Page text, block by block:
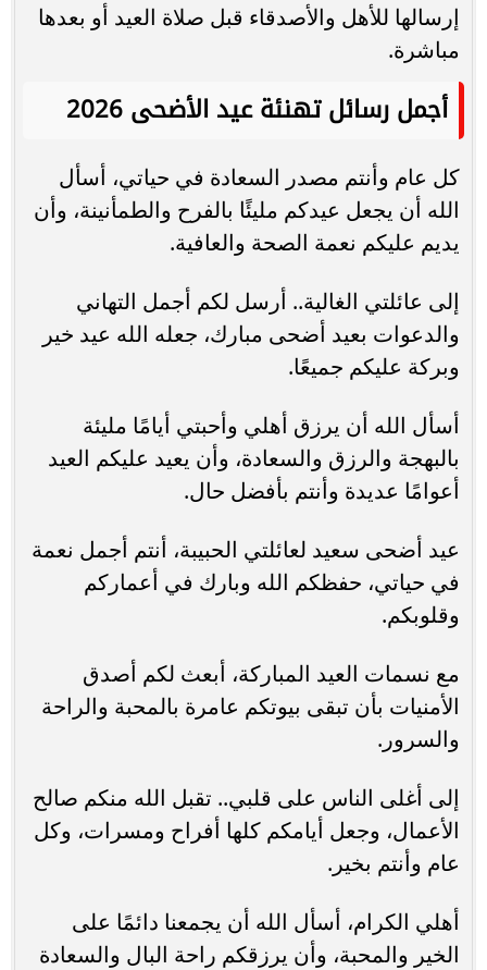
إرسالها للأهل والأصدقاء قبل صلاة العيد أو بعدها
مباشرة.
أجمل رسائل تهنئة عيد الأضحى 2026
كل عام وأنتم مصدر السعادة في حياتي، أسأل
الله أن يجعل عيدكم مليئًا بالفرح والطمأنينة، وأن
يديم عليكم نعمة الصحة والعافية.
إلى عائلتي الغالية.. أرسل لكم أجمل التهاني
والدعوات بعيد أضحى مبارك، جعله الله عيد خير
وبركة عليكم جميعًا.
أسأل الله أن يرزق أهلي وأحبتي أيامًا مليئة
بالبهجة والرزق والسعادة، وأن يعيد عليكم العيد
أعوامًا عديدة وأنتم بأفضل حال.
عيد أضحى سعيد لعائلتي الحبيبة، أنتم أجمل نعمة
في حياتي، حفظكم الله وبارك في أعماركم
وقلوبكم.
مع نسمات العيد المباركة، أبعث لكم أصدق
الأمنيات بأن تبقى بيوتكم عامرة بالمحبة والراحة
والسرور.
إلى أغلى الناس على قلبي.. تقبل الله منكم صالح
الأعمال، وجعل أيامكم كلها أفراح ومسرات، وكل
عام وأنتم بخير.
أهلي الكرام، أسأل الله أن يجمعنا دائمًا على
الخير والمحبة، وأن يرزقكم راحة البال والسعادة